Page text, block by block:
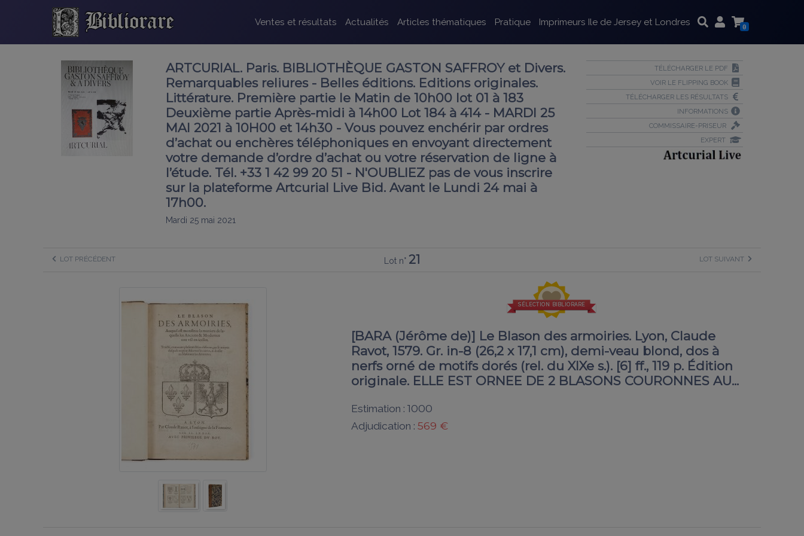
Ventes et résultats Actualités Articles thématiques Pratique Imprimeurs Ile de Jersey et Londres 0
ARTCURIAL. Paris. BIBLIOTHÈQUE GASTON SAFFROY et Divers.
Remarquables reliures - Belles éditions. Editions originales.
Littérature. Première partie le Matin de 10h00 lot 01 à 183
Deuxième partie Après-midi à 14h00 Lot 184 à 414 - MARDI 25
MAI 2021 à 10H00 et 14h30 - Vous pouvez enchérir par ordres
d’achat ou enchères téléphoniques en envoyant directement
votre demande d’ordre d’achat ou votre réservation de ligne à
l’étude. Tél. +33 1 42 99 20 51 - N'OUBLIEZ pas de vous inscrire
sur la plateforme Artcurial Live Bid. Avant le Lundi 24 mai à
17h00.
Mardi 25 mai 2021
TÉLÉCHARGER LE PDF
VOIR LE FLIPPING BOOK
TÉLÉCHARGER LES RÉSULTATS
INFORMATIONS
COMMISSAIRE-PRISEUR
EXPERT
LOT PRÉCÉDENT Lot n° 21 LOT SUIVANT
SÉLECTION BIBLIORARE
[BARA (Jérôme de)] Le Blason des armoiries. Lyon, Claude
Ravot, 1579. Gr. in-8 (26,2 x 17,1 cm), demi-veau blond, dos à
nerfs orné de motifs dorés (rel. du XIXe s.). [6] ff., 119 p. Édition
originale. ELLE EST ORNEE DE 2 BLASONS COURONNES AU...
Estimation : 1000
Adjudication : 569 €